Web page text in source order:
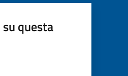
questa